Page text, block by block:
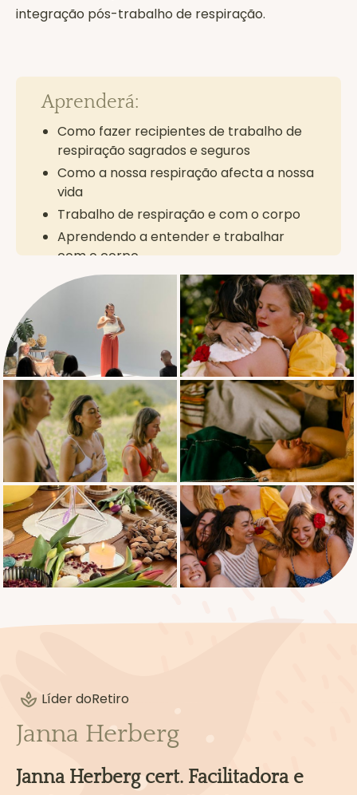
integração pós-trabalho de respiração.
Aprenderá:
Como fazer recipientes de trabalho de
respiração sagrados e seguros
Como a nossa respiração afecta a nossa
vida
Trabalho de respiração e com o corpo
Aprendendo a entender e trabalhar
com o corpo
Anatomia e fisiologia da respiração
O que significa ser informado sobre
trauma
Facilitando o aterramento e a
integração
Trabalho de sombra
Práticas de limpeza para corpo, mente e
espírito
Integridade, limites e ética do trabalho
de respiração
Faça e não faça durante uma sessão de
trabalho de respiração
Como criar e guiar uma sessão de
respiraçao com segurança
Música e som como uma ferramenta de
apoio
Renúncias de responsabilidade
Negócios e mídias sociais
Organização e execução de eventos e
retiros de respiração
Líder doRetiro
Janna Herberg
Janna Herberg cert. Facilitadora e